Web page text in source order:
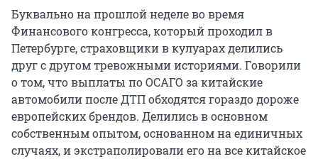
Буквально на прошлой неделе во время
Финансового конгресса, который проходил в
Петербурге, страховщики в кулуарах делились
друг с другом тревожными историями. Говорили
о том, что выплаты по ОСАГО за китайские
автомобили после ДТП обходятся гораздо дороже
европейских брендов. Делились в основном
собственным опытом, основанном на единичных
случаях, и экстраполировали его на все китайское